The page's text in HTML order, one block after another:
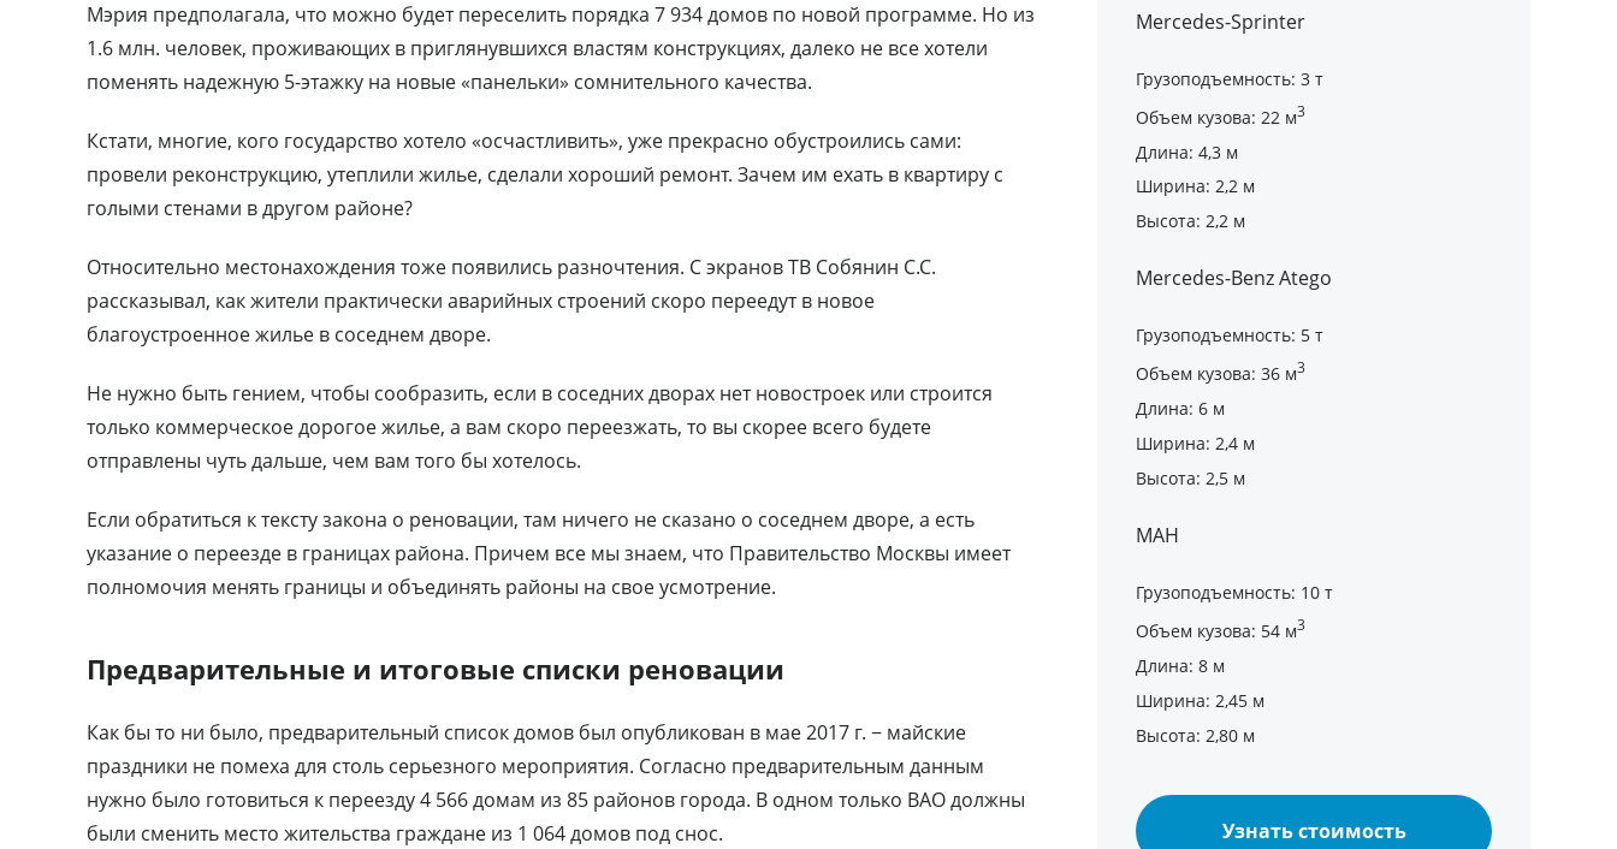
Мэрия предполагала, что можно будет переселить порядка 7 934 домов по новой программе. Но из
1.6 млн. человек, проживающих в приглянувшихся властям конструкциях, далеко не все хотели
поменять надежную 5-этажку на новые «панельки» сомнительного качества.
Кстати, многие, кого государство хотело «осчастливить», уже прекрасно обустроились сами:
провели реконструкцию, утеплили жилье, сделали хороший ремонт. Зачем им ехать в квартиру с
голыми стенами в другом районе?
Относительно местонахождения тоже появились разночтения. С экранов ТВ Собянин С.С.
рассказывал, как жители практически аварийных строений скоро переедут в новое
благоустроенное жилье в соседнем дворе.
Не нужно быть гением, чтобы сообразить, если в соседних дворах нет новостроек или строится
только коммерческое дорогое жилье, а вам скоро переезжать, то вы скорее всего будете
отправлены чуть дальше, чем вам того бы хотелось.
Если обратиться к тексту закона о реновации, там ничего не сказано о соседнем дворе, а есть
указание о переезде в границах района. Причем все мы знаем, что Правительство Москвы имеет
полномочия менять границы и объединять районы на свое усмотрение.
Предварительные и итоговые списки реновации
Как бы то ни было, предварительный список домов был опубликован в мае 2017 г. − майские
праздники не помеха для столь серьезного мероприятия. Согласно предварительным данным
нужно было готовиться к переезду 4 566 домам из 85 районов города. В одном только ВАО должны
были сменить место жительства граждане из 1 064 домов под снос.
Mercedes-Sprinter
Грузоподъемность: 3 т
Объем кузова: 22 м3
Длина: 4,3 м
Ширина: 2,2 м
Высота: 2,2 м
Mercedes-Benz Atego
Грузоподъемность: 5 т
Объем кузова: 36 м3
Длина: 6 м
Ширина: 2,4 м
Высота: 2,5 м
МАН
Грузоподъемность: 10 т
Объем кузова: 54 м3
Длина: 8 м
Ширина: 2,45 м
Высота: 2,80 м
Узнать стоимость